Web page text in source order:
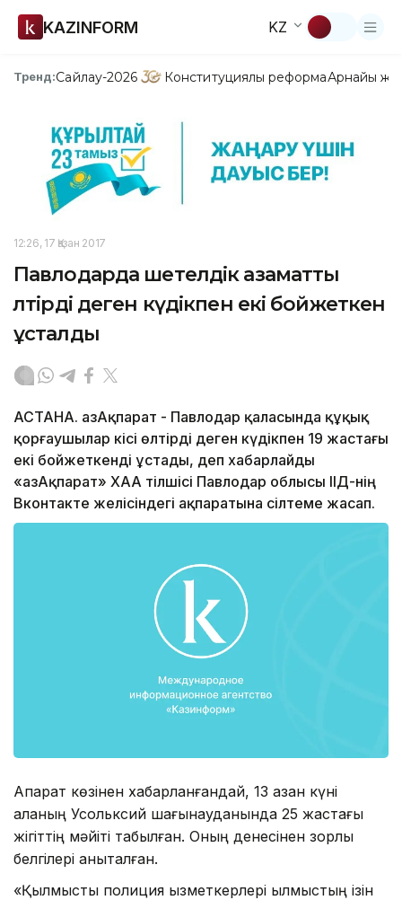
KAZINFORM KZ
Тренд:Сайлау-2026 Конституциялық реформаАрнайы
12:26, 17 Қазан 2017
Павлодарда шетелдік азаматты
өлтірді деген күдікпен екі бойжеткен
ұсталды
АСТАНА. ҚазАқпарат - Павлодар қаласында құқық
қорғаушылар кісі өлтірді деген күдікпен 19 жастағы
екі бойжеткенді ұстады, деп хабарлайды
«ҚазАқпарат» ХАА тілшісі Павлодар облысы ІІД-нің
Вконтакте желісіндегі ақпаратына сілтеме жасап.
Ақпарат көзінен хабарланғандай, 13 қазан күні
қаланың Усольксий шағынауданында 25 жастағы
жігіттің мәйіті табылған. Оның денесінен зорлық
белгілері анықталған.
«Қылмыстық полиция қызметкерлері қылмыстың ізін